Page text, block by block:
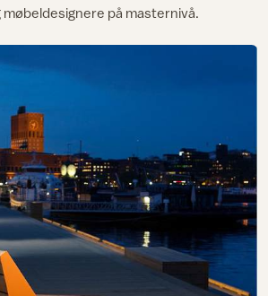
på masternivå.